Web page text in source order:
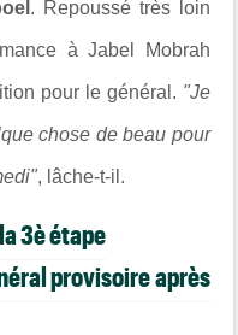
. Repoussé très loin
à Jabel Mobrah
pour le général. "Je
chose de beau pour
, lâche-t-il.
3è étape
provisoire après